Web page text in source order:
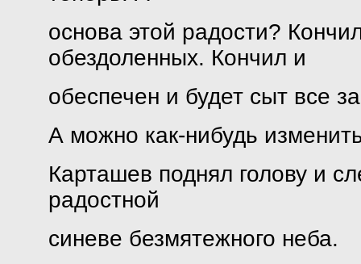
основа этой радости?
обездоленных. Кончил и
обеспечен и будет сыт все
А можно как-нибудь
Карташев поднял голову и
радостной
синеве безмятежного неба.